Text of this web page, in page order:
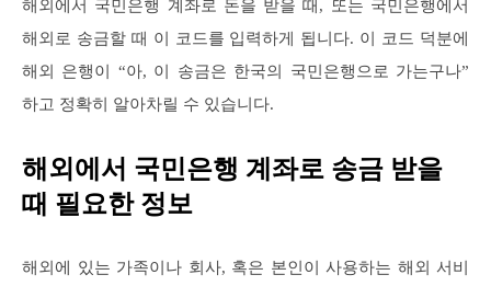
해외에서 국민은행 계좌로 돈을 받을 때, 또는 국민은행에서
해외로 송금할 때 이 코드를 입력하게 됩니다. 이 코드 덕분에
해외 은행이 “아, 이 송금은 한국의 국민은행으로 가는구나”
하고 정확히 알아차릴 수 있습니다.
해외에서 국민은행 계좌로 송금 받을
때 필요한 정보
해외에 있는 가족이나 회사, 혹은 본인이 사용하는 해외 서비